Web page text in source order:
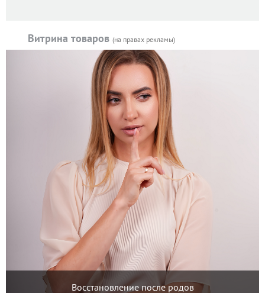
Витрина товаров (на правах рекламы)
Восстановление после родов